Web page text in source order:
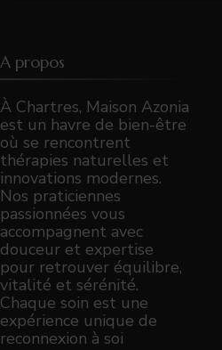
A propos
À Chartres, Maison Azonia
est un havre de bien-être
où se rencontrent
thérapies naturelles et
innovations modernes.
Nos praticiennes
passionnées vous
accompagnent avec
douceur et expertise
pour retrouver équilibre,
vitalité et sérénité.
Chaque soin est une
expérience unique de
reconnexion à soi